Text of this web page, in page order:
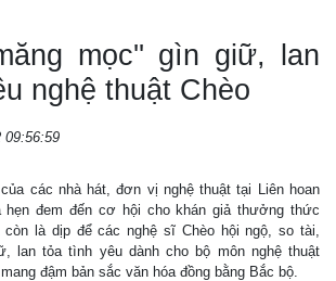
mọc'' gìn giữ, lan
nghệ thuật Chèo
09:56:59
các nhà hát, đơn vị nghệ thuật tại Liên hoan
hẹn đem đến cơ hội cho khán giả thưởng thức
còn là dịp để các nghệ sĩ Chèo hội ngộ, so tài,
lan tỏa tình yêu dành cho bộ môn nghệ thuật
đậm bản sắc văn hóa đồng bằng Bắc bộ.